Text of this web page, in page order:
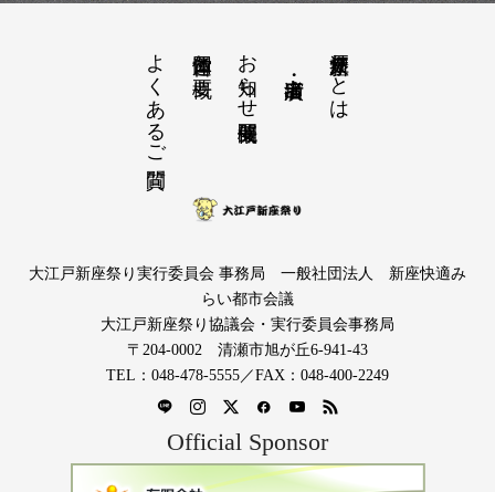
大江戸新座祭りとは
お知らせ開催概要
運営団体と概要
よくあるご質問
大江戸新座祭り実行委員会 事務局 一般社団法人 新座快適み
らい都市会議
大江戸新座祭り協議会・実行委員会事務局
〒204-0002 清瀬市旭が丘6-941-43
TEL：048-478-5555／FAX：048-400-2249
Official Sponsor